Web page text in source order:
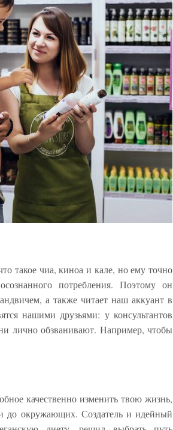
такое чиа, киноа и кале, но ему точно
потребления. Поэтому он
а также читает наш аккуант в
нашими друзьями: у консультантов
лично обзванивают. Например, чтобы
качественно изменить твою жизнь,
до окружающих. Создатель и идейный